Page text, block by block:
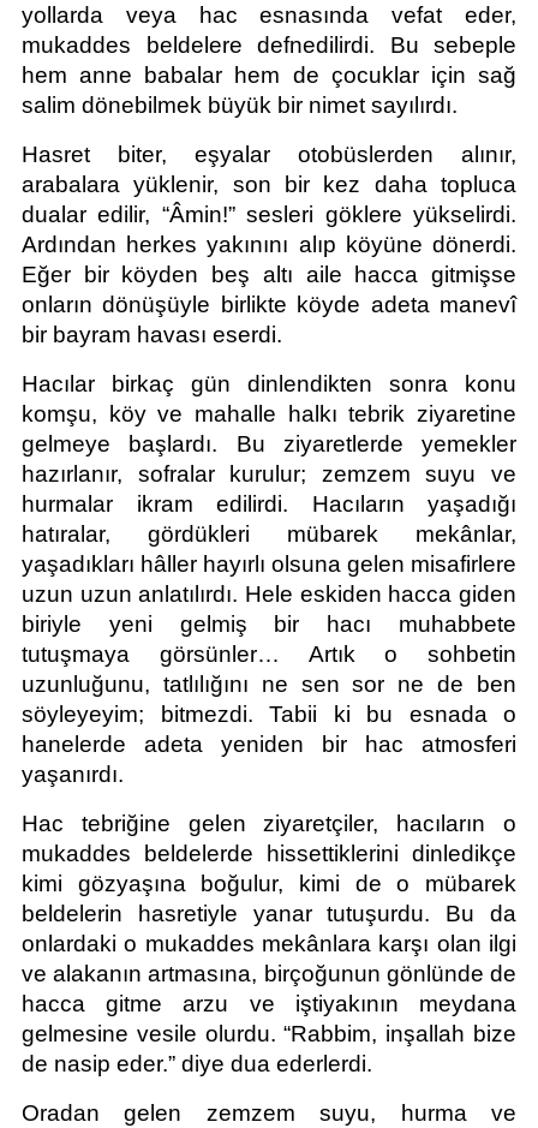
yollarda veya hac esnasında vefat eder,
mukaddes beldelere defnedilirdi. Bu sebeple
hem anne babalar hem de çocuklar için sağ
salim dönebilmek büyük bir nimet sayılırdı.
Hasret biter, eşyalar otobüslerden alınır,
arabalara yüklenir, son bir kez daha topluca
dualar edilir, “Âmin!” sesleri göklere yükselirdi.
Ardından herkes yakınını alıp köyüne dönerdi.
Eğer bir köyden beş altı aile hacca gitmişse
onların dönüşüyle birlikte köyde adeta manevî
bir bayram havası eserdi.
Hacılar birkaç gün dinlendikten sonra konu
komşu, köy ve mahalle halkı tebrik ziyaretine
gelmeye başlardı. Bu ziyaretlerde yemekler
hazırlanır, sofralar kurulur; zemzem suyu ve
hurmalar ikram edilirdi. Hacıların yaşadığı
hatıralar, gördükleri mübarek mekânlar,
yaşadıkları hâller hayırlı olsuna gelen misafirlere
uzun uzun anlatılırdı. Hele eskiden hacca giden
biriyle yeni gelmiş bir hacı muhabbete
tutuşmaya görsünler… Artık o sohbetin
uzunluğunu, tatlılığını ne sen sor ne de ben
söyleyeyim; bitmezdi. Tabii ki bu esnada o
hanelerde adeta yeniden bir hac atmosferi
yaşanırdı.
Hac tebriğine gelen ziyaretçiler, hacıların o
mukaddes beldelerde hissettiklerini dinledikçe
kimi gözyaşına boğulur, kimi de o mübarek
beldelerin hasretiyle yanar tutuşurdu. Bu da
onlardaki o mukaddes mekânlara karşı olan ilgi
ve alakanın artmasına, birçoğunun gönlünde de
hacca gitme arzu ve iştiyakının meydana
gelmesine vesile olurdu. “Rabbim, inşallah bize
de nasip eder.” diye dua ederlerdi.
Oradan gelen zemzem suyu, hurma ve